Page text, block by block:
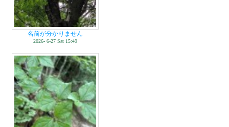
名前が分かりません
2026- 6-27 Sat 15:49